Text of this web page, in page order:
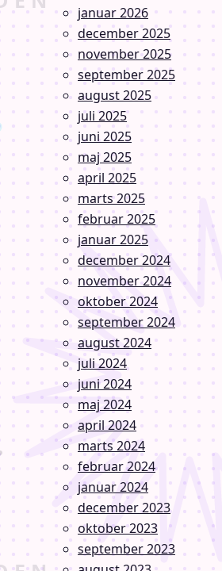
januar 2026
december 2025
november 2025
september 2025
august 2025
juli 2025
juni 2025
maj 2025
april 2025
marts 2025
februar 2025
januar 2025
december 2024
november 2024
oktober 2024
september 2024
august 2024
juli 2024
juni 2024
maj 2024
april 2024
marts 2024
februar 2024
januar 2024
december 2023
oktober 2023
september 2023